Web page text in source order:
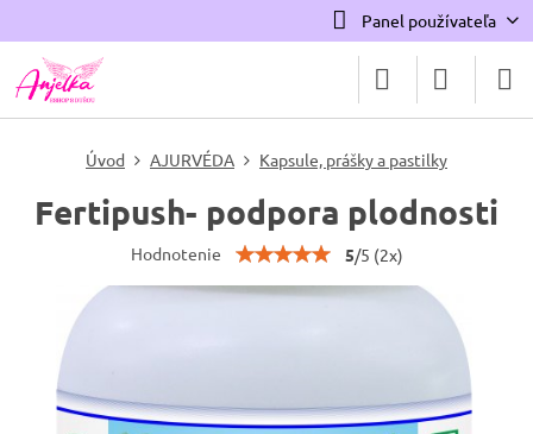
Panel používateľa
Úvod AJURVÉDA Kapsule, prášky a pastilky
Fertipush- podpora plodnosti
Hodnotenie 5/5 (2x)